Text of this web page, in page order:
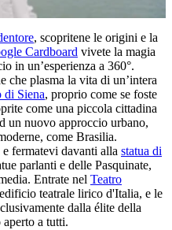
, scopritene le origini e la
Cardboard vivete la magia
in un’esperienza a 360°.
che plasma la vita di un’intera
di Siena, proprio come se foste
come una piccola cittadina
un nuovo approccio urbano,
come Brasilia.
fermatevi davanti alla statua di
parlanti e delle Pasquinate,
Entrate nel Teatro
teatrale lirico d'Italia, e le
dalla élite della
a tutti.